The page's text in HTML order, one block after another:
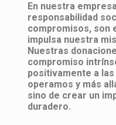
En nuestra
responsabilidad
compromisos, son
impulsa nuestra
Nuestras
compromiso
positivamente a
operamos y más
sino de crear un
duradero.